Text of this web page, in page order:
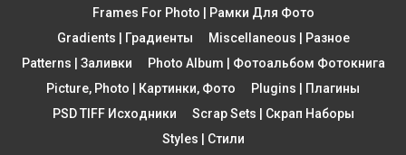
Frames For Photo | Рамки Для Фото
Gradients | Градиенты
Miscellaneous | Разное
Patterns | Заливки
Photo Album | Фотоальбом Фотокнига
Picture, Photo | Картинки, Фото
Plugins | Плагины
PSD TIFF Исходники
Scrap Sets | Скрап Наборы
Styles | Стили